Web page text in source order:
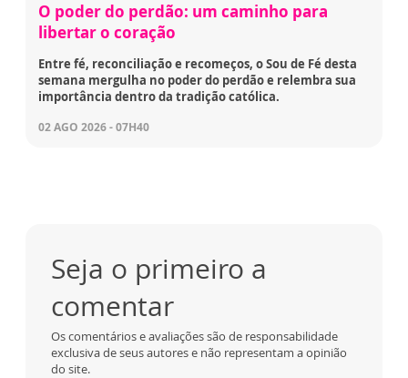
O poder do perdão: um caminho para
libertar o coração
Entre fé, reconciliação e recomeços, o Sou de Fé desta
semana mergulha no poder do perdão e relembra sua
importância dentro da tradição católica.
02 AGO 2026 - 07H40
Seja o primeiro a
comentar
Os comentários e avaliações são de responsabilidade
exclusiva de seus autores e não representam a opinião
do site.